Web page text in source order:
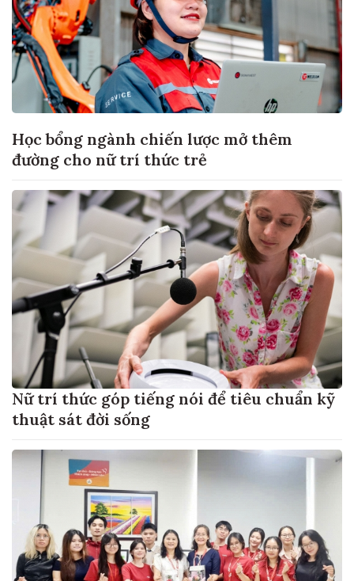
Học bổng ngành chiến lược mở thêm
đường cho nữ trí thức trẻ
Nữ trí thức góp tiếng nói để tiêu chuẩn kỹ
thuật sát đời sống